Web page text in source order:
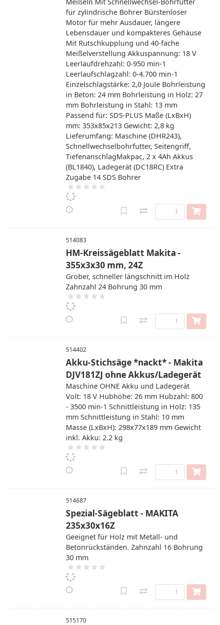
für zylindrische Bohrer Bürstenloser
Motor für mehr Ausdauer, längere
Lebensdauer und kompakteres Gehäuse
Mit Rutschkupplung und 40-fache
Meißelverstellung Akkuspannung: 18 V
Leerlaufdrehzahl: 0-950 min-1
Leerlaufschlagzahl: 0-4.700 min-1
Einzelschlagstärke: 2,0 Joule Bohrleistung
in Beton: 24 mm Bohrleistung in Holz: 27
mm Bohrleistung in Stahl: 13 mm
Passend für: SDS-PLUS Maße (LxBxH)
mm: 353x85x213 Gewicht: 2,8 kg
Lieferumfang: Maschine (DHR243),
Schnellwechselbohrfutter, Seitengriff,
TiefenanschlagMakpac, 2 x 4Ah Akkus
(BL1840), Ladegerät (DC18RC) Extra
Zugabe 14 SDS Bohrer
514083
HM-Kreissägeblatt Makita -
355x3x30 mm, 24Z
Grober, schneller längschnitt im Holz
Zahnzahl 24 Bohrung 30 mm
514402
Akku-Stichsäge *nackt* - Makita
DJV181ZJ ohne Akkus/Ladegerät
Maschine OHNE Akku und Ladegerät
Volt: 18 V Hubhöhe: 26 mm Hubzahl: 800
- 3500 min-1 Schnittleistung in Holz: 135
mm Schnittleistung in Stahl: 10 mm
Masse (LxBxH): 298x77x189 mm Gewicht
inkl. Akku: 2.2 kg
514687
Spezial-Sägeblatt - MAKITA
235x30x16Z
Geeignet für Holz mit Metall- und
Betonrückständen. Zahnzahl 16 Bohrung
30 mm
515170